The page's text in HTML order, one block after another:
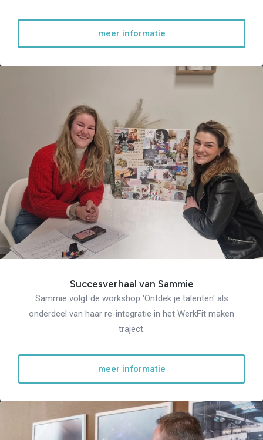
Re-integratie
Modulaire dienstverlening
WerkFit maken re-integratie
WerkFit in combinatie met
Budgetcoaching
WerkBehoud
Budgetcoaching
Jobcenter & jobhunting
Loopbaancoaching
Ons testcentrum
Uitkeringsinstantie
LeerWerkburo
Werkgevers
Budgetcoaching on the job
2e Spoortraject
Mediation bij
conflictsituaties
Maatschappelijk
meer informatie
Succesverhaal van Sammie
Sammie volgt de workshop 'Ontdek je talenten' als
onderdeel van haar re-integratie in het WerkFit maken
traject.
meer informatie